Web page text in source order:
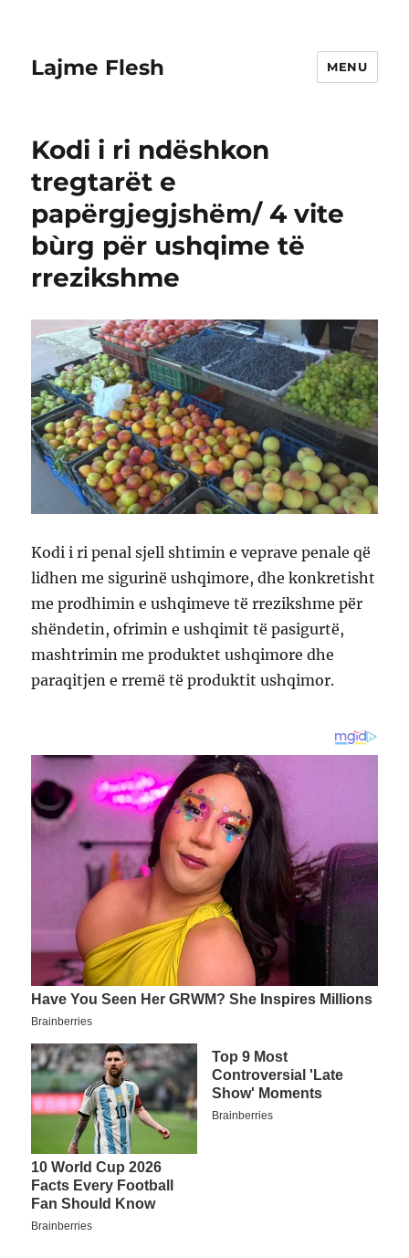
Lajme Flesh MENU
Kodi i ri ndëshkon
tregtarët e
papërgjegjshëm/ 4 vite
bùrg për ushqime të
rrezikshme
Kodi i ri penal sjell shtimin e veprave penale që
lidhen me sigurinë ushqimore, dhe konkretisht
me prodhimin e ushqimeve të rrezikshme për
shëndetin, ofrimin e ushqimit të pasigurtë,
mashtrimin me produktet ushqimore dhe
paraqitjen e rremë të produktit ushqimor.